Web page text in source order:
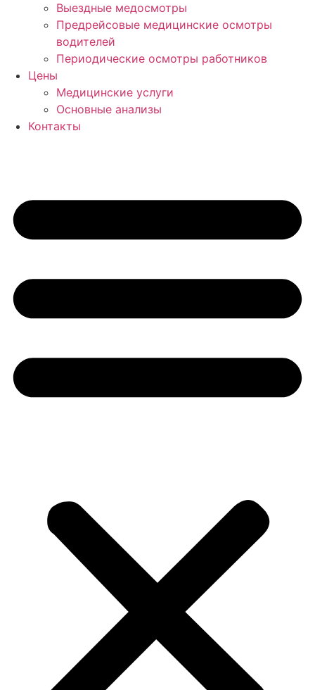
Выездные медосмотры
Предрейсовые медицинские осмотры
водителей
Периодические осмотры работников
Цены
Медицинские услуги
Основные анализы
Контакты